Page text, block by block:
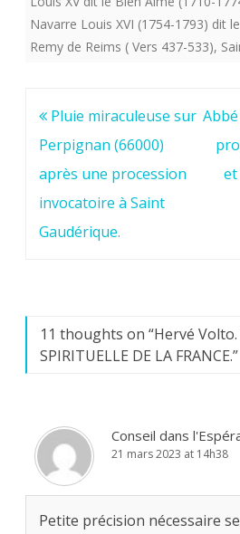
Navarre Louis XVI (1754-1793) dit
Remy de Reims ( Vers 437-533),
Navigation
de
l’article
Pluie miraculeuse sur
Perpignan (66000)
après une procession
invocatoire à Saint
Gaudérique.
et
11 thoughts on “Hervé Volto.
SPIRITUELLE DE LA FRANCE.”
Conseil dans
21 mars 2023 at 14h38
Petite précision nécessaire